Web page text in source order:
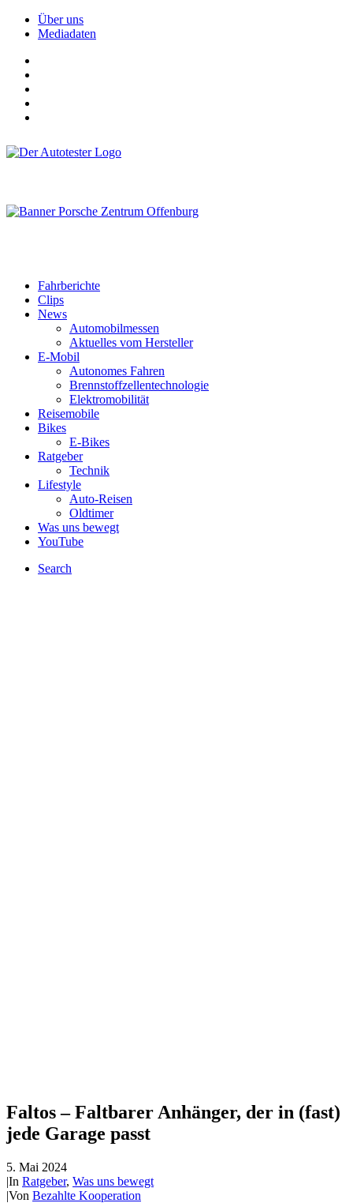
Über uns
Mediadaten
Fahrberichte
Clips
News
Automobilmessen
Aktuelles vom Hersteller
E-Mobil
Autonomes Fahren
Brennstoffzellentechnologie
Elektromobilität
Reisemobile
Bikes
E-Bikes
Ratgeber
Technik
Lifestyle
Auto-Reisen
Oldtimer
Was uns bewegt
YouTube
Search
Faltos – Faltbarer Anhänger, der in (fast)
jede Garage passt
5. Mai 2024
|In Ratgeber, Was uns bewegt
|Von Bezahlte Kooperation